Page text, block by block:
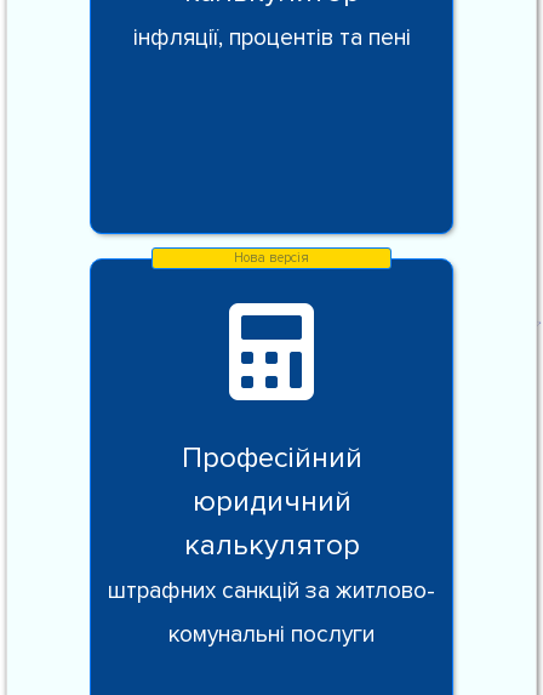
інфляції, процентів та пені
Професійний
юридичний
калькулятор
штрафних санкцій за житлово-
комунальні послуги